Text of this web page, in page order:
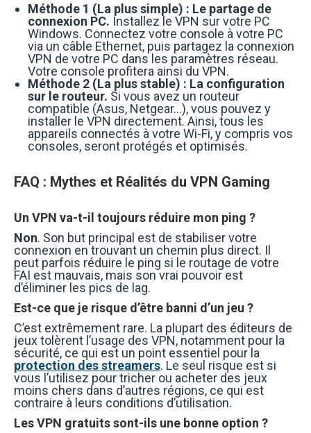
Méthode 1 (La plus simple) : Le partage de
connexion PC. Installez le VPN sur votre PC
Windows. Connectez votre console à votre PC
via un câble Ethernet, puis partagez la connexion
VPN de votre PC dans les paramètres réseau.
Votre console profitera ainsi du VPN.
Méthode 2 (La plus stable) : La configuration
sur le routeur. Si vous avez un routeur
compatible (Asus, Netgear…), vous pouvez y
installer le VPN directement. Ainsi, tous les
appareils connectés à votre Wi-Fi, y compris vos
consoles, seront protégés et optimisés.
FAQ : Mythes et Réalités du VPN Gaming
Un VPN va-t-il toujours réduire mon ping ?
Non. Son but principal est de stabiliser votre
connexion en trouvant un chemin plus direct. Il
peut parfois réduire le ping si le routage de votre
FAI est mauvais, mais son vrai pouvoir est
d’éliminer les pics de lag.
Est-ce que je risque d’être banni d’un jeu ?
C’est extrêmement rare. La plupart des éditeurs de
jeux tolèrent l’usage des VPN, notamment pour la
sécurité, ce qui est un point essentiel pour la
protection des streamers. Le seul risque est si
vous l’utilisez pour tricher ou acheter des jeux
moins chers dans d’autres régions, ce qui est
contraire à leurs conditions d’utilisation.
Les VPN gratuits sont-ils une bonne option ?